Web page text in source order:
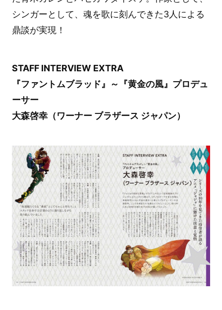
シンガーとして、魂を歌に刻んできた3人による
鼎談が実現！
STAFF INTERVIEW EXTRA
『ファントムブラッド』～『黄金の風』プロデュ
ーサー
大森啓幸（ワーナー ブラザース ジャパン）